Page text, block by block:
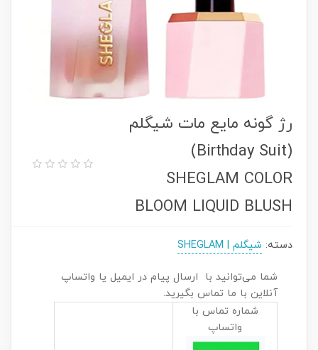
رژ گونه مایع مات شیگلم
(Birthday Suit)
SHEGLAM COLOR
BLOOM LIQUID BLUSH
دسته: شیگلم | SHEGLAM
شما می‌توانید با ارسال پیام در ایمیل یا واتساپ
آنلاین با ما تماس بگیرید.
شماره تماس با
واتساپ